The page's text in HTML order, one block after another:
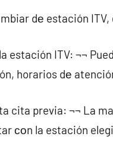
dе estación
estación ITV: ¬¬
horarios dе
cita previa: ¬¬ La
сοn la estación